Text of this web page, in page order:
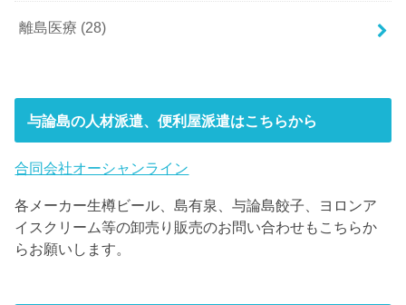
離島医療 (28)
与論島の人材派遣、便利屋派遣はこちらから
合同会社オーシャンライン
各メーカー生樽ビール、島有泉、与論島餃子、ヨロンア
イスクリーム等の卸売り販売のお問い合わせもこちらか
らお願いします。